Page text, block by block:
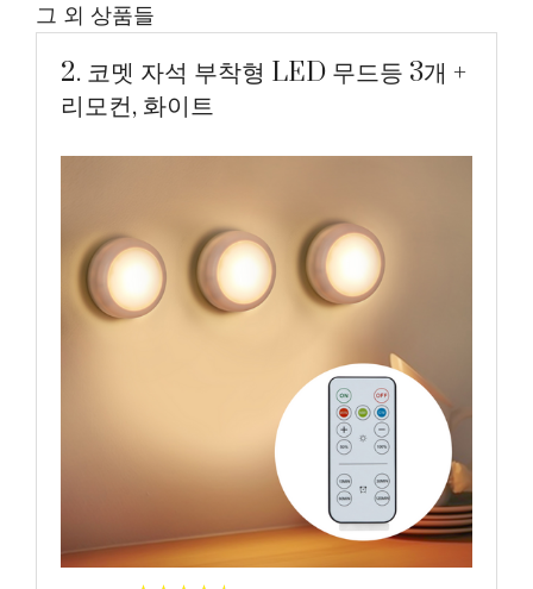
그 외 상품들
2. 코멧 자석 부착형 LED 무드등 3개 +
리모컨, 화이트